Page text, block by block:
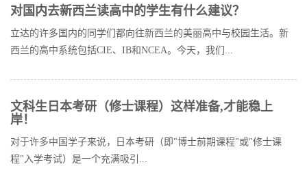
对国内去新西兰读高中的学生有什么建议？
立达的许多国内的同学们都向往新西兰的美丽高中与校园生活。新
西兰的高中系统包括CIE、IB和NCEA。今天，我们...
文科生日本考研（修士课程）这样准备,才能稳上
岸！
对于许多中国学子来说，日本考研（即"博士前期课程"或"修士课
程"入学考试）是一个充满吸引...